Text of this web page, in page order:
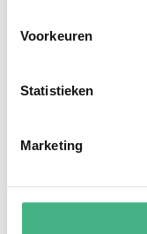
Voorkeuren
Statistieken
Marketing
Balanskompas
Breng rust,